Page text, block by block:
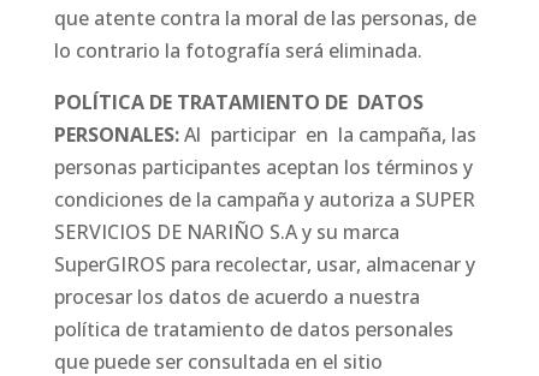
que atente contra la moral de las personas, de
lo contrario la fotografía será eliminada.
POLÍTICA DE TRATAMIENTO DE DATOS
PERSONALES:Al participar en la campaña, las
personas participantes aceptan los términos y
condiciones de la campaña y autoriza a SUPER
SERVICIOS DE NARIÑO S.A y su marca
SuperGIROS para recolectar, usar, almacenar y
procesar los datos de acuerdo a nuestra
política de tratamiento de datos personales
que puede ser consultada en el sitio